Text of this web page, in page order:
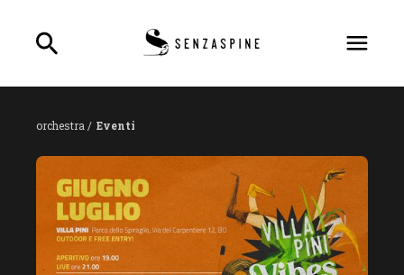
orchestra / Eventi